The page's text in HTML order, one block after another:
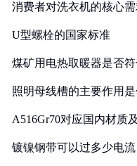
消费者对洗衣机的核心
U型螺栓的国家标准
煤矿用电热取暖器是否
照明母线槽的主要作用是
A516Gr70对应国内材质
镀镍钢带可以过多少电流